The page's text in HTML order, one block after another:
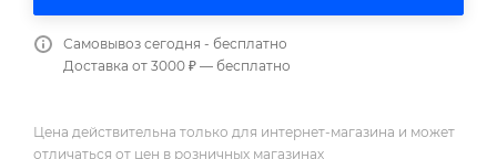
Самовывоз сегодня - бесплатно
Доставка от 3000 ₽ — бесплатно
Цена действительна только для интернет-магазина и может
отличаться от цен в розничных магазинах